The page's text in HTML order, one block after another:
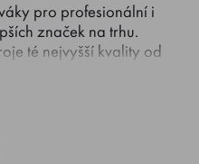
pro profesionální i
značek na trhu.
té nejvyšší kvality od